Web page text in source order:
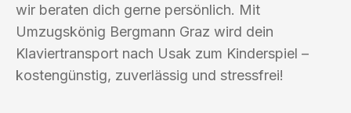
wir beraten dich gerne persönlich. Mit
Umzugskönig Bergmann Graz wird dein
Klaviertransport nach Usak zum Kinderspiel –
kostengünstig, zuverlässig und stressfrei!